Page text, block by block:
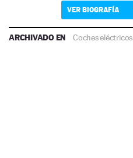
VER BIOGRAFÍA
ARCHIVADO EN Coches eléctricos